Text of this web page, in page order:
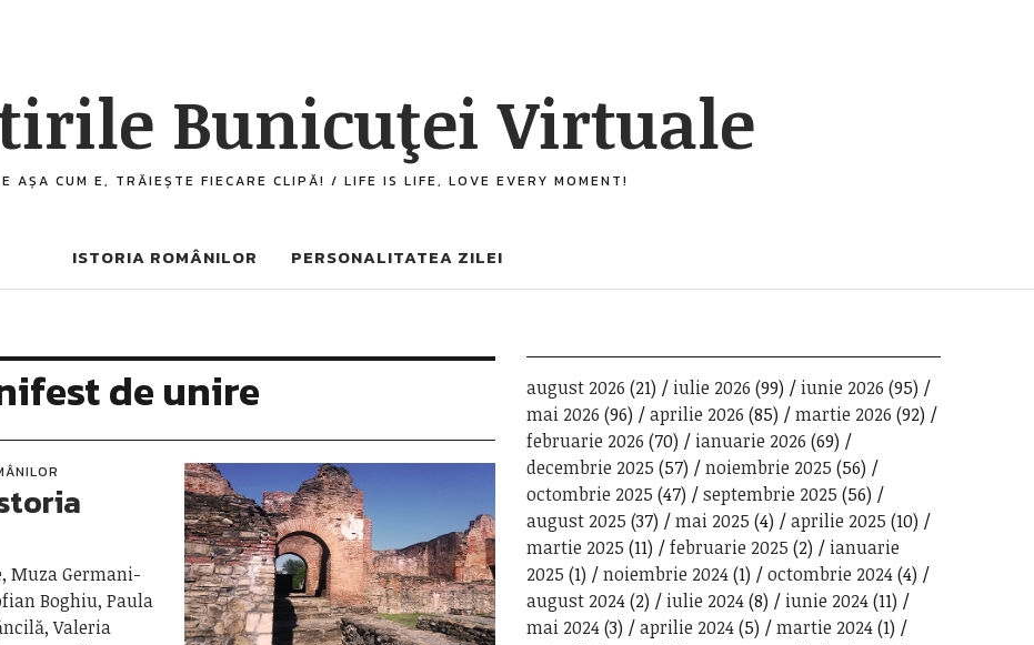
Bunicuţei Virtuale
AȘA CUM E, TRĂIEȘTE FIECARE CLIPĂ! / LIFE IS LIFE, LOVE EVERY MOMENT!
ISTORIA ROMÂNILOR PERSONALITATEA ZILEI
de unire
Muza Germani-
Boghiu, Paula
Valeria
august 2026 (21) iulie 2026 (99) iunie 2026 (95)
mai 2026 (96) aprilie 2026 (85) martie 2026 (92)
februarie 2026 (70) ianuarie 2026 (69)
decembrie 2025 (57) noiembrie 2025 (56)
octombrie 2025 (47) septembrie 2025 (56)
august 2025 (37) mai 2025 (4) aprilie 2025 (10)
martie 2025 (11) februarie 2025 (2)
ianuarie
2025 (1) noiembrie 2024(1) octombrie 2024(4)
august 2024(2) iulie 2024(8) iunie 2024(11)
mai 2024(3) aprilie 2024(5) martie 2024(1)